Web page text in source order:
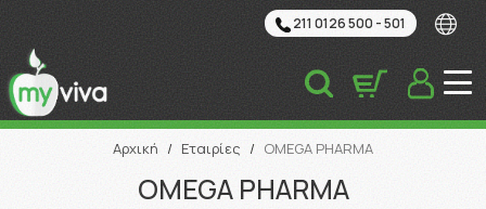
211 0126 500 - 501
Αναζήτηση
Αρχική / Εταιρίες / OMEGA PHARMA
OMEGA PHARMA